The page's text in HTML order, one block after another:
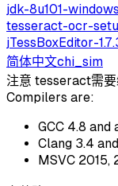
jdk-8u101-
tesseract-ocr-
jTessBoxEditor-
简体中文chi_sim
注意 tesseract需
Compilers are:
GCC 4.8 and
Clang 3.4
MSVC 2015,